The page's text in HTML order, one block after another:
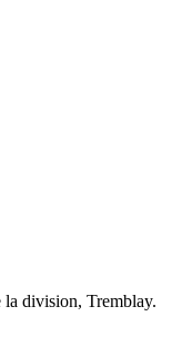
la division, Tremblay.